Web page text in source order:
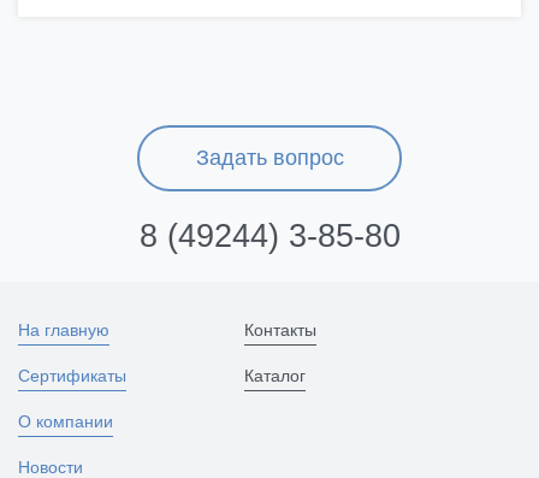
Задать вопрос
8 (49244) 3-85-80
На главную
Сертификаты
О компании
Новости
Контакты
Каталог